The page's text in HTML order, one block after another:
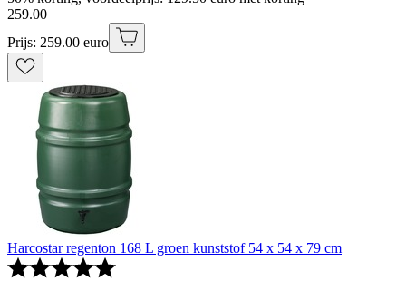
259.00
Prijs: 259.00 euro
Harcostar regenton 168 L groen kunststof 54 x 54 x 79 cm